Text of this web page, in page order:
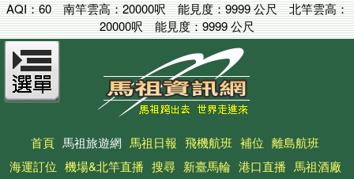
AQI：60 南竿雲高：20000呎能見度：9999 公尺北竿雲高：
20000呎能見度：9999 公尺
首頁 馬祖旅遊網 馬祖日報 飛機航班 補位 離島航班
海運訂位 機場&北竿直播 搜尋 新臺馬輪 港口直播 馬祖酒廠